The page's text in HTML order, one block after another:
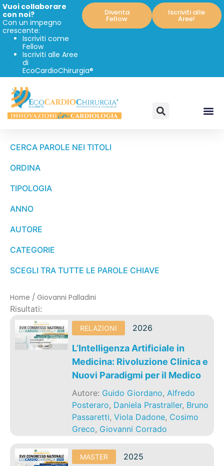
Vuoi collaborare
con noi?
Con un impegno
crescente:
Iscriviti come
Fellow
Iscriviti alle Aree
di
EcoCardioChirurgia®
Diventa
Fellow
Iscriviti alle
Aree!
CERCA PAROLE NEI TITOLI
ORDINA
TIPOLOGIA
ANNO
AUTORE
CATEGORIE
SCEGLI TRA TUTTE LE PAROLE CHIAVE
Home / Giovanni Palladini
Risultati:
RELAZIONI 2026
L’Intelligenza Artificiale in
Medicina: Rivoluzione Clinica e
Nuovi Paradigmi per il Medico
Autore: Guido Giordano,Alfredo
Posteraro, Daniela Prastraller, Bruno
Passaretti,Viola Dadone, Cosimo
Greco, Giovanni Corrado
MASTER 2025